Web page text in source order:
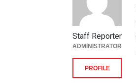
Staff Reporter
ADMINISTRATOR
PROFILE